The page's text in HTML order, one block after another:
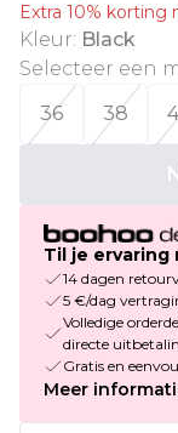
Extra 10% korting
Kleur: Black
Selecteer een
36
38
Til je ervaring
14 dagen
5 €/dag
Volledige
directe
Gratis en
Meer